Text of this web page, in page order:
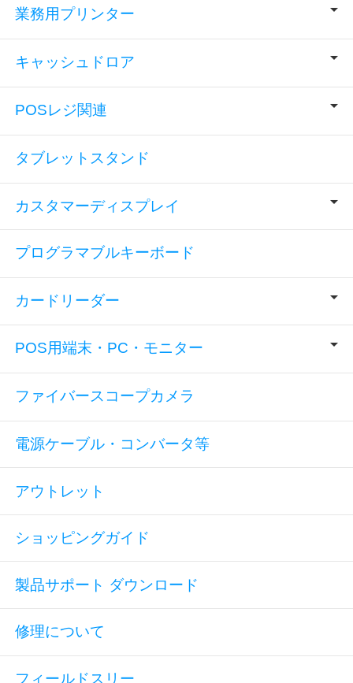
業務用プリンター
キャッシュドロア
POSレジ関連
タブレットスタンド
カスタマーディスプレイ
プログラマブルキーボード
カードリーダー
POS用端末・PC・モニター
ファイバースコープカメラ
電源ケーブル・コンバータ等
アウトレット
ショッピングガイド
製品サポート ダウンロード
修理について
フィールドスリー